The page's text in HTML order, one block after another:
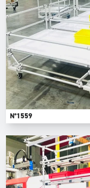
N°1559